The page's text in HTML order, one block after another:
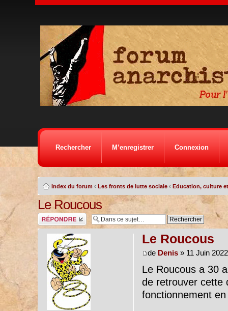
Rechercher M’enregistrer Connexion
Index du forum ‹ Les fronts de lutte sociale ‹ Education, culture
Le Roucous
Répondre
Le Roucous
de Denis» 11 Juin
Le Roucous a 30
de retrouver cette
fonctionnement